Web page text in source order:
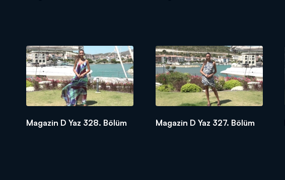
Magazin D Yaz 328. Bölüm Magazin D Yaz 327. Bölüm